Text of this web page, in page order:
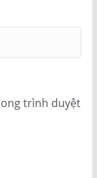
trình duyệt